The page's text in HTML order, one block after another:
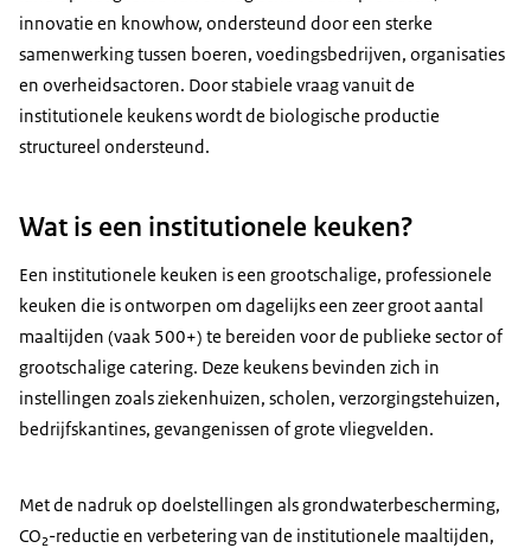
innovatie en knowhow, ondersteund door een sterke
samenwerking tussen boeren, voedingsbedrijven, organisaties
en overheidsactoren. Door stabiele vraag vanuit de
institutionele keukens wordt de biologische productie
structureel ondersteund.
Wat is een institutionele keuken?
Een institutionele keuken is een grootschalige, professionele
keuken die is ontworpen om dagelijks een zeer groot aantal
maaltijden (vaak 500+) te bereiden voor de publieke sector of
grootschalige catering. Deze keukens bevinden zich in
instellingen zoals ziekenhuizen, scholen, verzorgingstehuizen,
bedrijfskantines, gevangenissen of grote vliegvelden.
Met de nadruk op doelstellingen als grondwaterbescherming,
CO₂-reductie en verbetering van de institutionele maaltijden,